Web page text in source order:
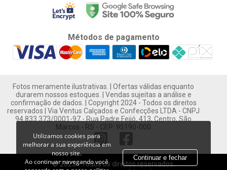
Utilizamos cookies para
melhorar a sua experiência em
nosso site.
Ao continuar navegando você
Continuar e fechar
Métodos de pagamento
Fotos meramente ilustrativas. | Ofertas válidas enquanto
durarem nossos estoques. | Vendas sujeitas a análise e
confirmação de dados. | Copyright 2024 - Todos os direitos
reservados | Via Ventus Calçados e Confecções LTDA - CNPJ
94.833.373/0001-97 - Rua Padre Feijó, 413, Centro, São
Marcos - RS - CEP: 95190-000
© 2023 - Todos os direitos reservados.